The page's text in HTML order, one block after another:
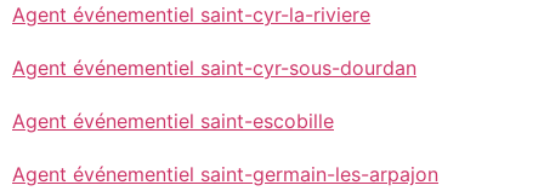
Agent événementiel saint-cyr-la-riviere
Agent événementiel saint-cyr-sous-dourdan
Agent événementiel saint-escobille
Agent événementiel saint-germain-les-arpajon